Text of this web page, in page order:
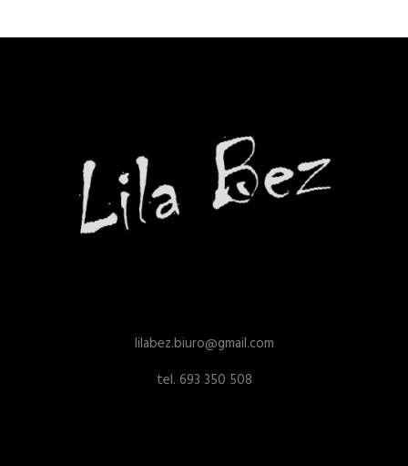
lilabez.biuro@gmail.com
tel. 693 350 508